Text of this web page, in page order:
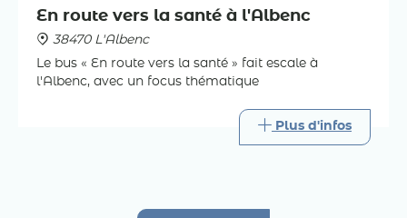
En route vers la santé à l'Albenc
38470 L'Albenc
Le bus « En route vers la santé » fait escale à
l'Albenc, avec un focus thématique
Plus d'infos